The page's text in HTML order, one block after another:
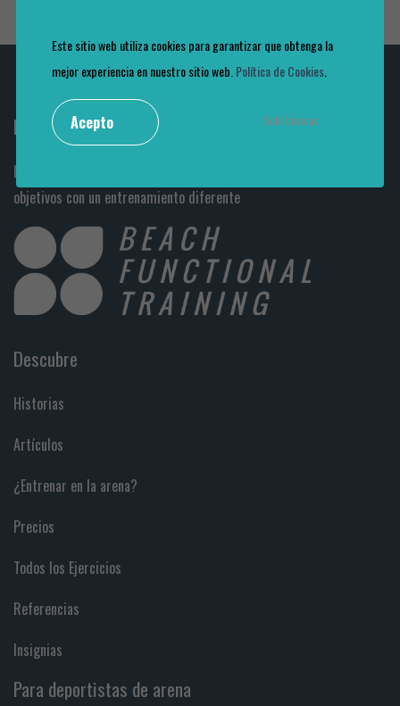
Este sitio web utiliza cookies para garantizar que obtenga la
mejor experiencia en nuestro sitio web. Política de Cookies
Acepto Solo básicas
Beach Functional Training
La mayor comunidad de entrenamiento en arena. Alcanza tus
objetivos con un entrenamiento diferente
Descubre
Historias
Artículos
¿Entrenar en la arena?
Precios
Todos los Ejercicios
Referencias
Insignias
Para deportistas de arena